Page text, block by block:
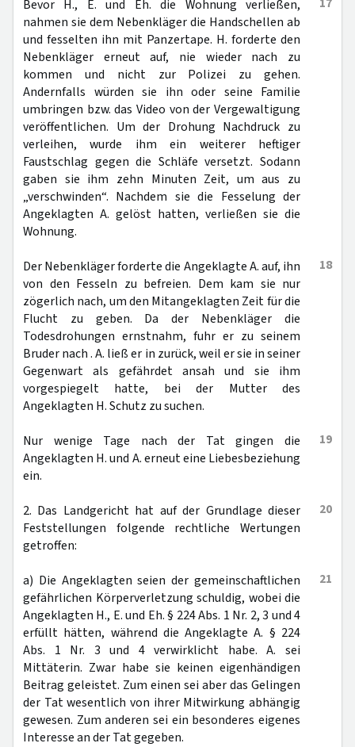
Bevor H., E. und Eh. die Wohnung verließen,
nahmen sie dem Nebenkläger die Handschellen ab
und fesselten ihn mit Panzertape. H. forderte den
Nebenkläger erneut auf, nie wieder nach zu
kommen und nicht zur Polizei zu gehen.
Andernfalls würden sie ihn oder seine Familie
umbringen bzw. das Video von der Vergewaltigung
veröffentlichen. Um der Drohung Nachdruck zu
verleihen, wurde ihm ein weiterer heftiger
Faustschlag gegen die Schläfe versetzt. Sodann
gaben sie ihm zehn Minuten Zeit, um aus zu
„verschwinden“. Nachdem sie die Fesselung der
Angeklagten A. gelöst hatten, verließen sie die
Wohnung.
18
Der Nebenkläger forderte die Angeklagte A. auf, ihn
von den Fesseln zu befreien. Dem kam sie nur
zögerlich nach, um den Mitangeklagten Zeit für die
Flucht zu geben. Da der Nebenkläger die
Todesdrohungen ernstnahm, fuhr er zu seinem
Bruder nach . A. ließ er in zurück, weil er sie in seiner
Gegenwart als gefährdet ansah und sie ihm
vorgespiegelt hatte, bei der Mutter des
Angeklagten H. Schutz zu suchen.
19
Nur wenige Tage nach der Tat gingen die
Angeklagten H. und A. erneut eine Liebesbeziehung
ein.
20
2. Das Landgericht hat auf der Grundlage dieser
Feststellungen folgende rechtliche Wertungen
getroffen:
21
a) Die Angeklagten seien der gemeinschaftlichen
gefährlichen Körperverletzung schuldig, wobei die
Angeklagten H., E. und Eh. § 224 Abs. 1 Nr. 2, 3 und 4
erfüllt hätten, während die Angeklagte A. § 224
Abs. 1 Nr. 3 und 4 verwirklicht habe. A. sei
Mittäterin. Zwar habe sie keinen eigenhändigen
Beitrag geleistet. Zum einen sei aber das Gelingen
der Tat wesentlich von ihrer Mitwirkung abhängig
gewesen. Zum anderen sei ein besonderes eigenes
Interesse an der Tat gegeben.